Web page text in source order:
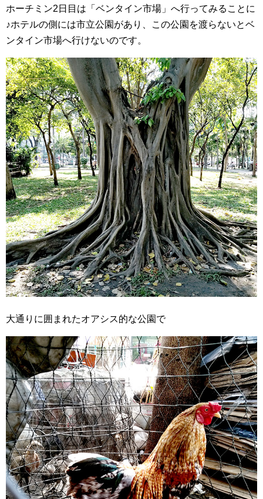
ホーチミン2日目は「ベンタイン市場」へ行ってみることに
♪ホテルの側には市立公園があり、この公園を渡らないとベ
ンタイン市場へ行けないのです。
大通りに囲まれたオアシス的な公園で